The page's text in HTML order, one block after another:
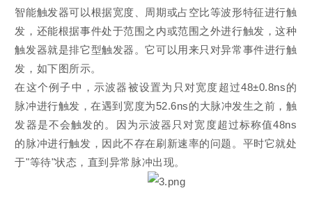
智能触发器可以根据宽度、周期或占空比等波形特征进行触
发，还能根据事件处于范围之内或范围之外进行触发，这种
触发器就是排它型触发器。它可以用来只对异常事件进行触
发，如下图所示。
在这个例子中，示波器被设置为只对宽度超过48±0.8ns的
脉冲进行触发，在遇到宽度为52.6ns的大脉冲发生之前，触
发器是不会触发的。因为示波器只对宽度超过标称值48ns
的脉冲进行触发，因此不存在刷新速率的问题。平时它就处
于"等待"状态，直到异常脉冲出现。